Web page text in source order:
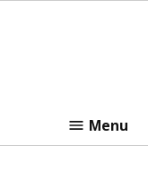
Menu